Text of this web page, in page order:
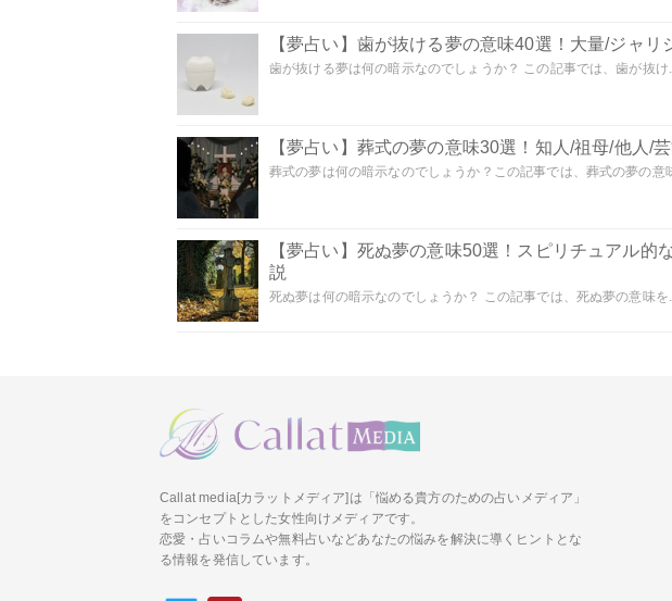
【夢占い】歯が抜ける夢の意味40選！大量/ジャリ
歯が抜ける夢は何の暗示なのでしょうか？ この記事では、歯が抜け
【夢占い】葬式の夢の意味30選！知人/祖母/他人/
葬式の夢は何の暗示なのでしょうか？この記事では、葬式の夢の意
【夢占い】死ぬ夢の意味50選！スピリチュアル的
説
死ぬ夢は何の暗示なのでしょうか？ この記事では、死ぬ夢の意味を
Callat media[カラットメディア]は「悩める貴方のための占いメディア」
をコンセプトとした女性向けメディアです。
恋愛・占いコラムや無料占いなどあなたの悩みを解決に導くヒントとな
る情報を発信しています。